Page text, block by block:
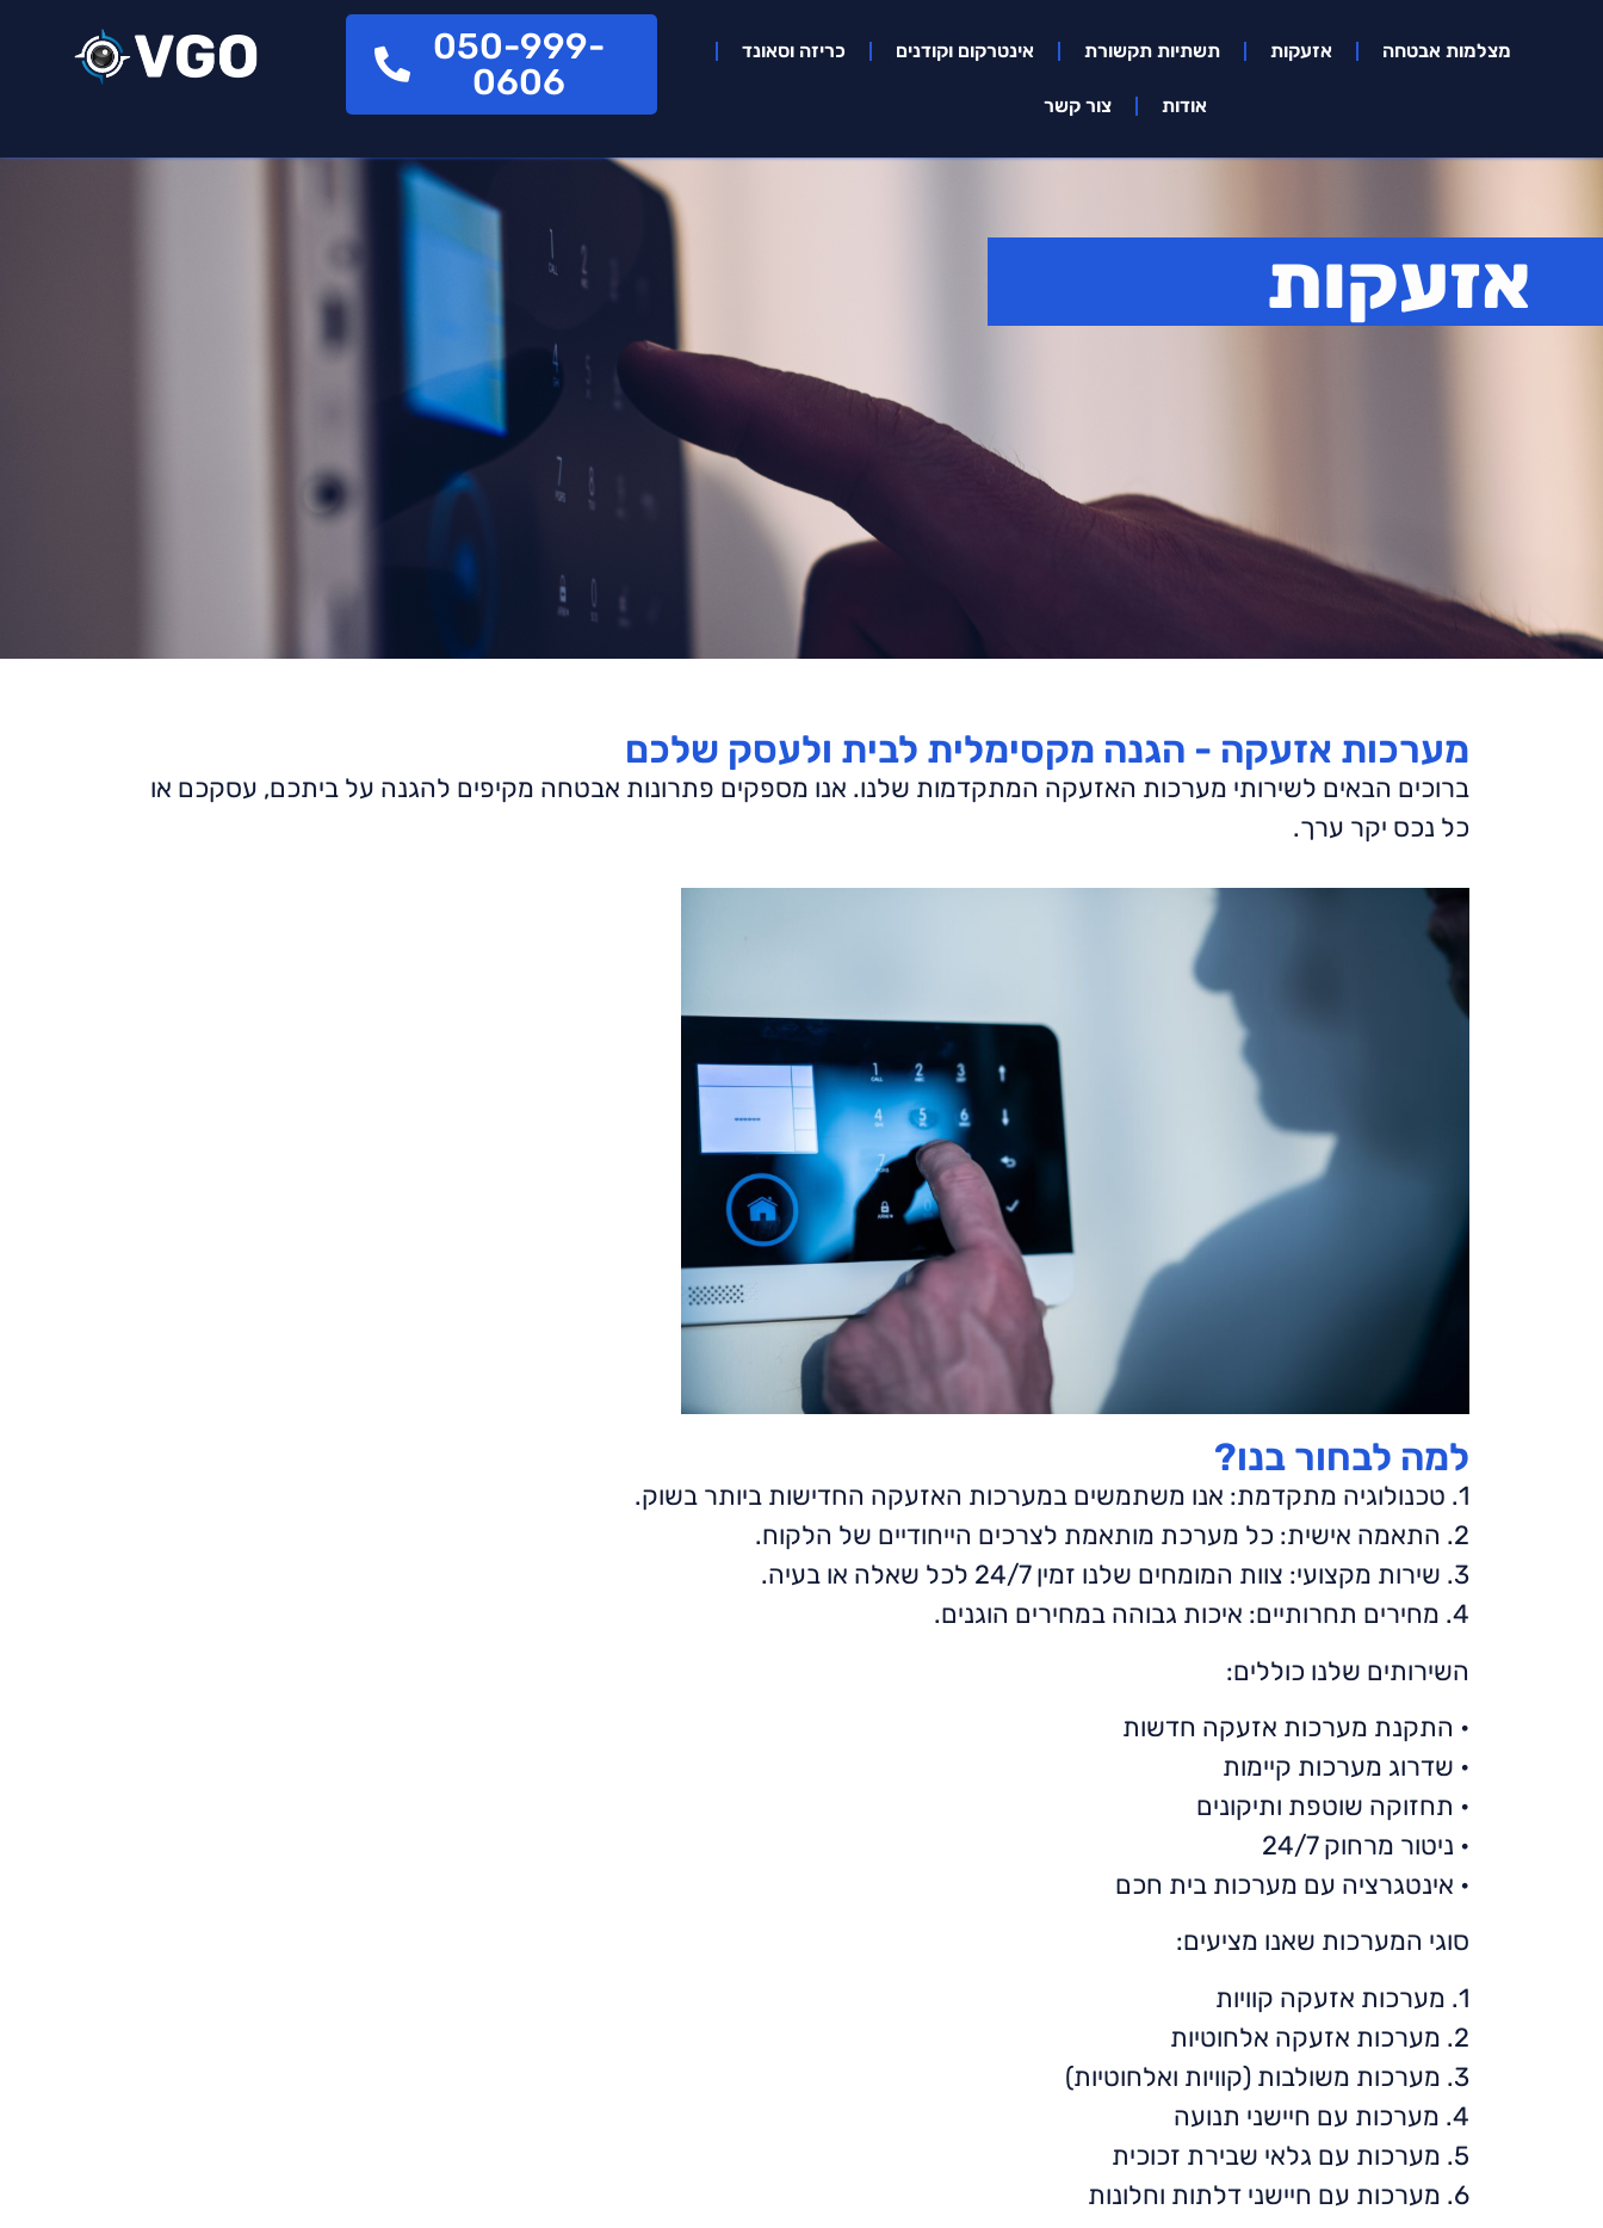
מצלמות אבטחה אזעקות תשתיות תקשורת אינטרקום וקודנים כריזה וסאונד
אודות צור קשר
050-999-
0606
אזעקות
מערכות אזעקה - הגנה מקסימלית לבית ולעסק שלכם
ברוכים הבאים לשירותי מערכות האזעקה המתקדמות שלנו. אנו מספקים פתרונות אבטחה מקיפים להגנה על ביתכם, עסקכם או
כל נכס יקר ערך.
למה לבחור בנו?
1. טכנולוגיה מתקדמת: אנו משתמשים במערכות האזעקה החדישות ביותר בשוק.
2. התאמה אישית: כל מערכת מותאמת לצרכים הייחודיים של הלקוח.
3. שירות מקצועי: צוות המומחים שלנו זמין 24/7 לכל שאלה או בעיה.
4. מחירים תחרותיים: איכות גבוהה במחירים הוגנים.
השירותים שלנו כוללים:
• התקנת מערכות אזעקה חדשות
• שדרוג מערכות קיימות
• תחזוקה שוטפת ותיקונים
• ניטור מרחוק 24/7
• אינטגרציה עם מערכות בית חכם
סוגי המערכות שאנו מציעים:
1. מערכות אזעקה קוויות
2. מערכות אזעקה אלחוטיות
3. מערכות משולבות (קוויות ואלחוטיות)
4. מערכות עם חיישני תנועה
5. מערכות עם גלאי שבירת זכוכית
6. מערכות עם חיישני דלתות וחלונות